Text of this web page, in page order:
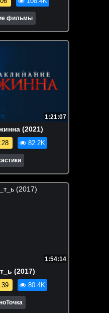
фильмы
1:21:07
(2021)
82.2K
1:54:14
(2017)
80.4K